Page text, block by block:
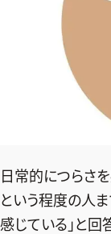
日常的につらさ
という程度の人
感じている」と回